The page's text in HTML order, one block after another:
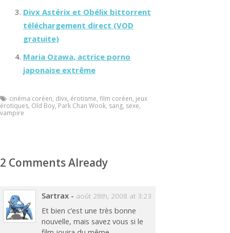
Divx Astérix et Obélix bittorrent
téléchargement direct (VOD
gratuite)
Maria Ozawa, actrice porno
japonaise extrême
cinéma coréen, divx, érotisme, film coréen, jeux
érotiques, Old Boy, Park Chan Wook, sang, sexe,
vampire
2 Comments Already
Sartrax - août 28th, 2008 at 3:23
Et bien c’est une très bonne
nouvelle, mais savez vous si le